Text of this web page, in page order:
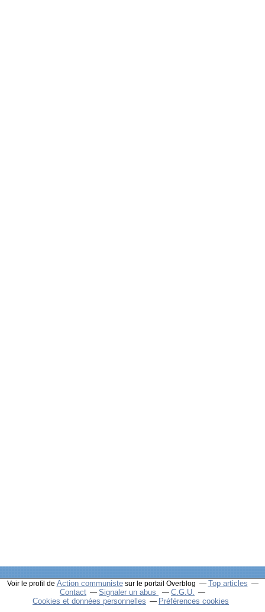
Voir le profil de Action communistesur le portail Overblog
Top articles
Contact
Signaler un abus
C.G.U.
Cookies et données personnelles
Préférences cookies